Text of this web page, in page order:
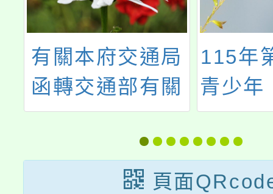
115年第3屆寒假
青少年「法網“揮
揮”、“書”而不
漏」書法比賽
函轉
及學
關內
與國
合作
頁面